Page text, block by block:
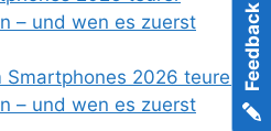
Smartphones 2026 teurer
– und wen es zuerst
Feedback